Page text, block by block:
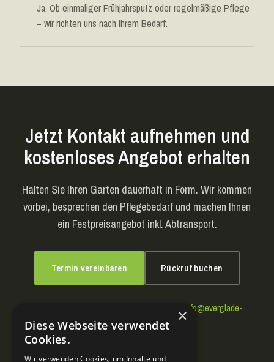
Ja. Ob einmaliger Frühjahrsputz oder regelmäßige Pflege
– wir richten uns nach Ihrem Bedarf.
Jetzt Kontakt aufnehmen und
kostenloses Angebot erhalten
Halten Sie Ihren Garten dauerhaft in Form. Wir kommen
vorbei, besprechen den Pflegebedarf und machen Ihnen
ein Festpreisangebot inkl. Abtransport.
Termin vereinbaren Rückruf buchen
info@everglade-
gmbh.de
×
Diese Webseite verwendet
Cookies.
Wir verwenden Cookies, um Inhalte und